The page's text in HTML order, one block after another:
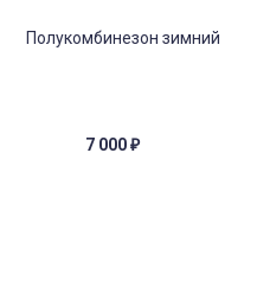
7 000₽